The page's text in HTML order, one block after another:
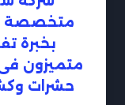
متخصصة
متميزون
حشرات